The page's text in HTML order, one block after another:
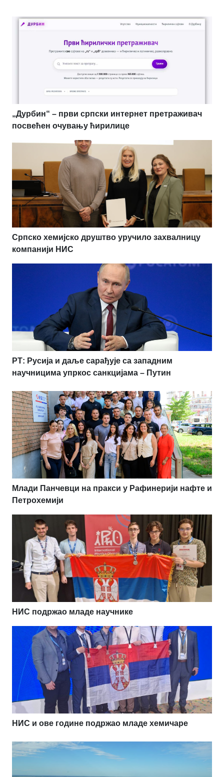
„Дурбин“ – први српски интернет претраживач
посвећен очувању ћирилице
Српско хемијско друштво уручило захвалницу
компанији НИС
РТ: Русија и даље сарађује са западним
научницима упркос санкцијама – Путин
Млади Панчевци на пракси у Рафинерији нафте и
Петрохемији
НИС подржао младе научнике
НИС и ове године подржао младе хемичаре